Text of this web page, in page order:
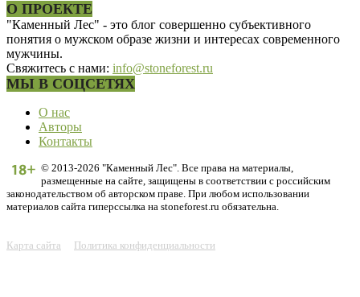
О ПРОЕКТЕ
"Каменный Лес" - это блог совершенно субъективного
понятия о мужском образе жизни и интересах современного
мужчины.
Свяжитесь с нами: info@stoneforest.ru
МЫ В СОЦСЕТЯХ
О нас
Авторы
Контакты
© 2013-2026 "Каменный Лес". Все права на материалы,
размещенные на сайте, защищены в соответствии с российским
законодательством об авторском праве. При любом использовании
материалов сайта гиперссылка на stoneforest.ru обязательна.
Карта сайта Политика конфиденциальности